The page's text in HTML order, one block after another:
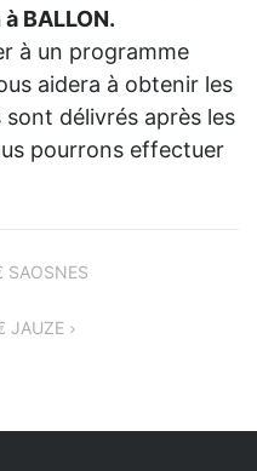
BALLON.
à un programme
aidera à obtenir les
délivrés après les
pourrons effectuer
SAOSNES
JAUZE